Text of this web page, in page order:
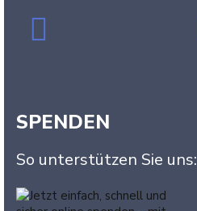
SPENDEN
So unterstützen Sie uns: